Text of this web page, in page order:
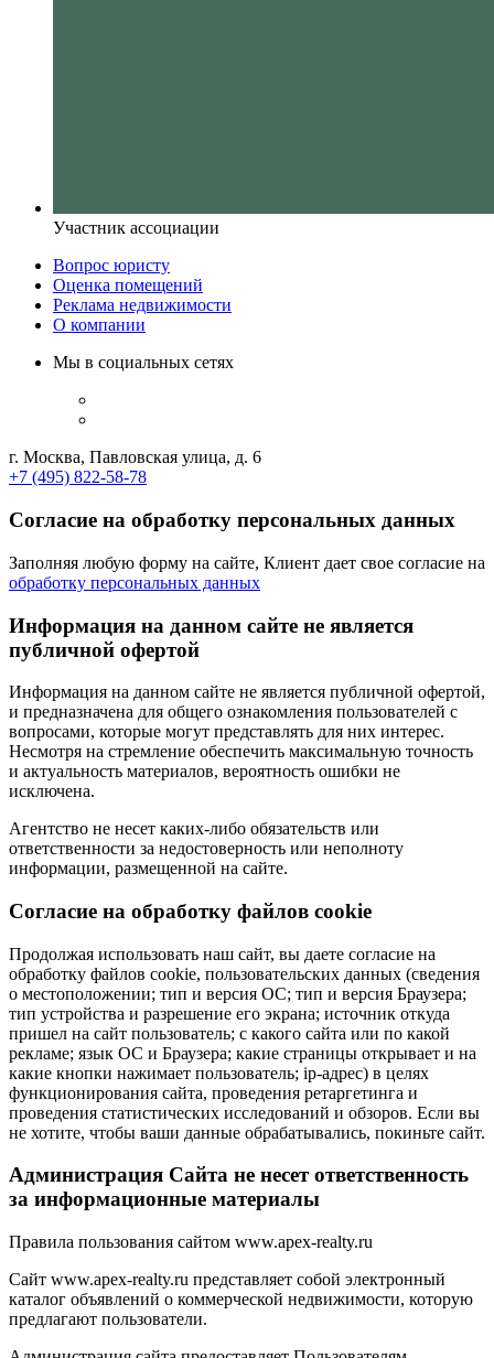
Участник ассоциации
Вопрос юристу
Оценка помещений
Реклама недвижимости
О компании
Мы в социальных сетях
г. Москва, Павловская улица, д. 6
+7 (495) 822-58-78
Согласие на обработку персональных данных
Заполняя любую форму на сайте, Клиент дает свое согласие на
обработку персональных данных
Информация на данном сайте не является
публичной офертой
Информация на данном сайте не является публичной офертой,
и предназначена для общего ознакомления пользователей с
вопросами, которые могут представлять для них интерес.
Несмотря на стремление обеспечить максимальную точность
и актуальность материалов, вероятность ошибки не
исключена.
Агентство не несет каких-либо обязательств или
ответственности за недостоверность или неполноту
информации, размещенной на сайте.
Cогласие на обработку файлов cookie
Продолжая использовать наш сайт, вы даете согласие на
обработку файлов cookie, пользовательских данных (сведения
о местоположении; тип и версия ОС; тип и версия Браузера;
тип устройства и разрешение его экрана; источник откуда
пришел на сайт пользователь; с какого сайта или по какой
рекламе; язык ОС и Браузера; какие страницы открывает и на
какие кнопки нажимает пользователь; ip-адрес) в целях
функционирования сайта, проведения ретаргетинга и
проведения статистических исследований и обзоров. Если вы
не хотите, чтобы ваши данные обрабатывались, покиньте сайт.
Администрация Сайта не несет ответственность
за информационные материалы
Правила пользования сайтом www.apex-realty.ru
Сайт www.apex-realty.ru представляет собой электронный
каталог объявлений о коммерческой недвижимости, которую
предлагают пользователи.